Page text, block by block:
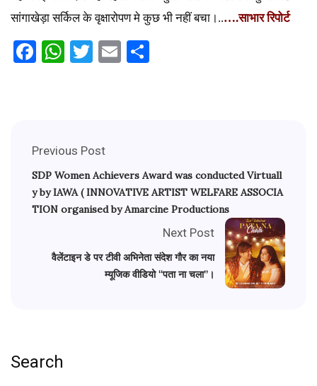
सांगाखेड़ा सर्किल के वृक्षारोपण मे कुछ भी नहीं बचा।..….साभार रिपोर्ट
Facebook
WhatsApp
Twitter
Email
Previous Post
SDP Women Achievers Award was conducted Virtuall
y by IAWA ( INNOVATIVE ARTIST WELFARE ASSOCIA
TION organised by Amarcine Productions
Next Post
वैलेंटाइन डे पर टीवी अभिनेता संदेश गौर का नया
म्यूजिक वीडियो “पता ना चला”।
Search